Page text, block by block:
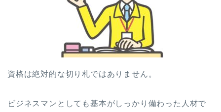
資格は絶対的な切り札ではありません。
ビジネスマンとしても基本がしっかり備わった人材で